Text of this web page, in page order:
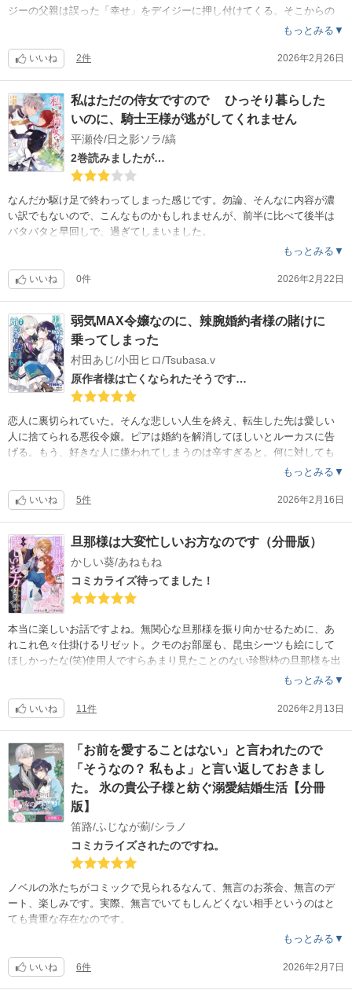
ジーの父親は誤った「幸せ」をデイジーに押し付けてくる。そこからの
「ざまぁ」だけでなくみんなの「再生」のお話です。お話も絵もとても
もっとみる▼
いいね 2件 2026年2月26日
私はただの侍女ですので ひっそり暮らした
いのに、騎士王様が逃がしてくれません
平瀬伶/日之影ソラ/縞
2巻読みましたが…
なんだか駆け足で終わってしまった感じです。勿論、そんなに内容が濃
い訳でもないので、こんなものかもしれませんが、前半に比べて後半は
バタバタと早回しで、過ぎてしまいました。
もっとみる▼
いいね 0件 2026年2月22日
弱気MAX令嬢なのに、辣腕婚約者様の賭けに
乗ってしまった
村田あじ/小田ヒロ/Tsubasa.v
原作者様は亡くなられたそうです…
恋人に裏切られていた。そんな悲しい人生を終え、転生した先は愛しい
人に捨てられる悪役令嬢。ピアは婚約を解消してほしいとルーカスに告
げる。もう、好きな人に嫌われてしまうのは辛すぎると。何に対しても
大して興味の持てなかったルーカスは彼女の一途な思いに心動かされ、2
士なルーカスはピアを何者からも守り抜く。こんな素敵なお話を書いて
もっとみる▼
いいね 5件 2026年2月16日
旦那様は大変忙しいお方なのです（分冊版）
かしい葵/あねもね
コミカライズ待ってました！
本当に楽しいお話ですよね。無関心な旦那様を振り向かせるために、あ
れこれ色々仕掛けるリゼット。クモのお部屋も、昆虫シーツも絵にして
ほしかったな(笑)使用人ですらあまり見たことのない珍獣枠の旦那様を出
現させるため、使用人の人たちの協力のもと、いたずらは続く。女を怒
もっとみる▼
いいね 11件 2026年2月13日
「お前を愛することはない」と言われたので
「そうなの？ 私もよ」と言い返しておきまし
た。 氷の貴公子様と紡ぐ溺愛結婚生活【分冊
版】
笛路/ふじなが薊/シラノ
コミカライズされたのですね。
ノベルの氷たちがコミックで見られるなんて、無言のお茶会、無言のデ
ート、楽しみです。実際、無言でいてもしんどくない相手というのはと
ても貴重な存在なのです。
もっとみる▼
いいね 6件 2026年2月7日